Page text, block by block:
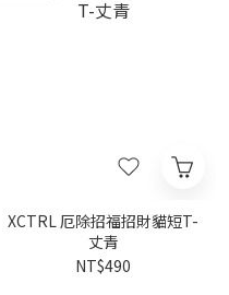
XCTRL 厄除招福招財貓短T-
丈青
NT$490